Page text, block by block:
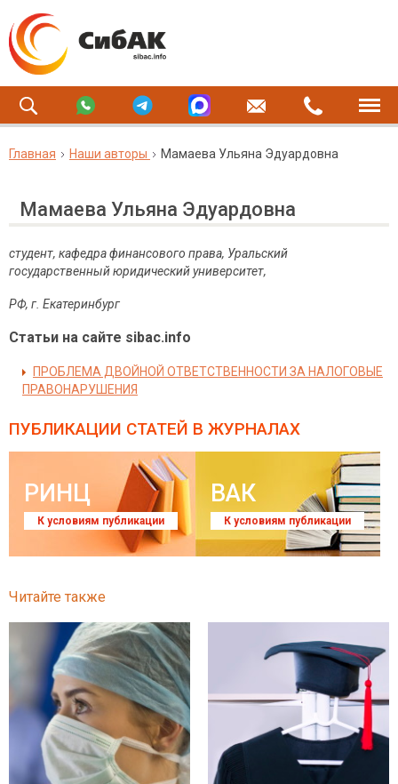
Главная Наши авторы Мамаева Ульяна Эдуардовна
Мамаева Ульяна Эдуардовна
студент, кафедра финансового права, Уральский
государственный юридический университет,
РФ, г. Екатеринбург
Статьи на сайте sibac.info
ПРОБЛЕМА ДВОЙНОЙ ОТВЕТСТВЕННОСТИ ЗА НАЛОГОВЫЕ
ПРАВОНАРУШЕНИЯ
ПУБЛИКАЦИИ СТАТЕЙ В ЖУРНАЛАХ
РИНЦ
К условиям публикации
ВАК
К условиям публикации
Читайте также